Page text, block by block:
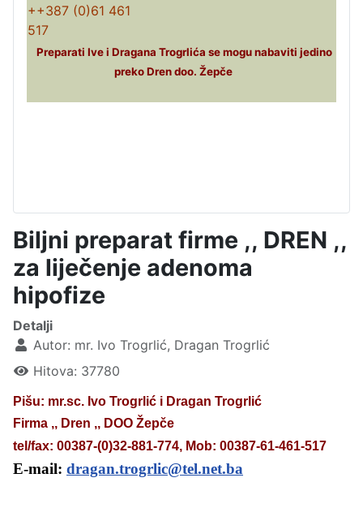
++387 (0)61 461
517
Preparati Ive i Dragana Trogrlića se mogu nabaviti jedino
preko Dren doo. Žepče
Biljni preparat firme ,, DREN ,,
za liječenje adenoma
hipofize
Detalji
Autor: mr. Ivo Trogrlić, Dragan Trogrlić
Hitova: 37780
Pišu: mr.sc. Ivo Trogrlić i Dragan Trogrlić
Firma ,, Dren ,, DOO Žepče
tel/fax: 00387-(0)32-881-774, Mob: 00387-61-461-517
E-mail: dragan.trogrlic@tel.net.ba